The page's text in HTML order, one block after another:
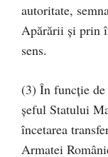
autoritate,
Apărării și prin
sens.
(3) În funcție
șeful Statului
încetarea
Armatei